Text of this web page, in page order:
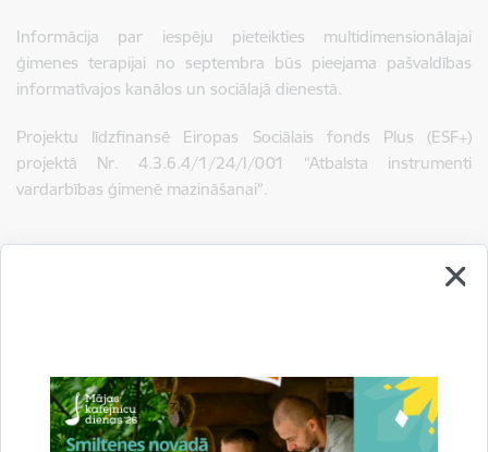
Informācija par iespēju pieteikties multidimensionālajai
ģimenes terapijai no septembra būs pieejama pašvaldības
informatīvajos kanālos un sociālajā dienestā.
Projektu līdzfinansē Eiropas Sociālais fonds Plus (ESF+)
projektā Nr. 4.3.6.4/1/24/I/001 “Atbalsta instrumenti
vardarbības ģimenē mazināšanai”.